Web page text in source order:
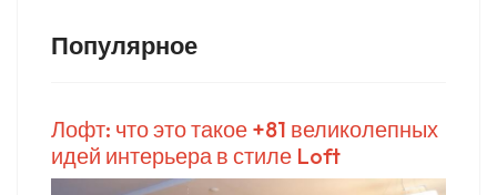
Популярное
Лофт: что это такое +81 великолепных
идей интерьера в стиле Loft